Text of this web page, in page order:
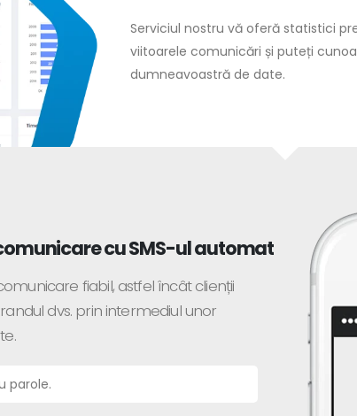
Serviciul nostru vă oferă statistici
viitoarele comunicări și puteți
dumneavoastră de date.
cu SMS-ul automat
fiabil, astfel încât clienții
dvs. prin intermediul unor
parole.